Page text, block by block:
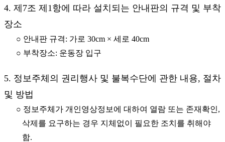
4. 제7조 제1항에 따라 설치되는 안내판의 규격 및 부착
장소
○ 안내판 규격: 가로 30cm × 세로 40cm
○ 부착장소: 운동장 입구
5. 정보주체의 권리행사 및 불복수단에 관한 내용, 절차
및 방법
○ 정보주체가 개인영상정보에 대하여 열람 또는 존재확인,
삭제를 요구하는 경우 지체없이 필요한 조치를 취해야
함.